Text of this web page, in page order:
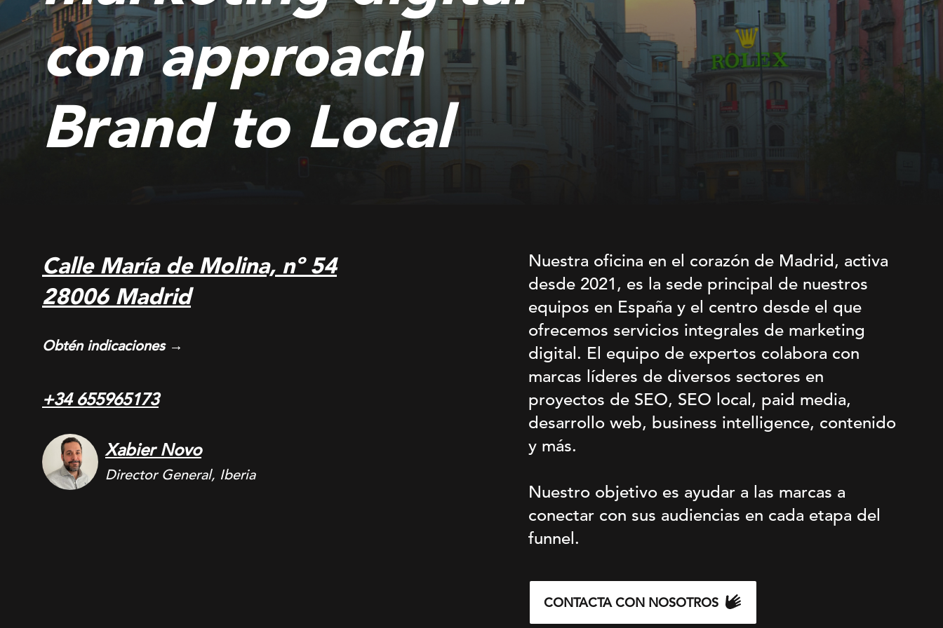
con approach
Brand to Local
Calle María de Molina, nº 54
28006 Madrid
Obtén indicaciones →
+34 655965173
Xabier Novo
Director General, Iberia
Nuestra oficina en el corazón de Madrid, activa
desde 2021, es la sede principal de nuestros
equipos en España y el centro desde el que
ofrecemos servicios integrales de marketing
digital. El equipo de expertos colabora con
marcas líderes de diversos sectores en
proyectos de SEO, SEO local, paid media,
desarrollo web, business intelligence, contenido
y más.
Nuestro objetivo es ayudar a las marcas a
conectar con sus audiencias en cada etapa del
funnel.
CONTACTA CON NOSOTROS